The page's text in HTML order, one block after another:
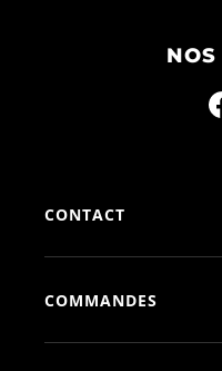
NOS
CONTACT
COMMANDES